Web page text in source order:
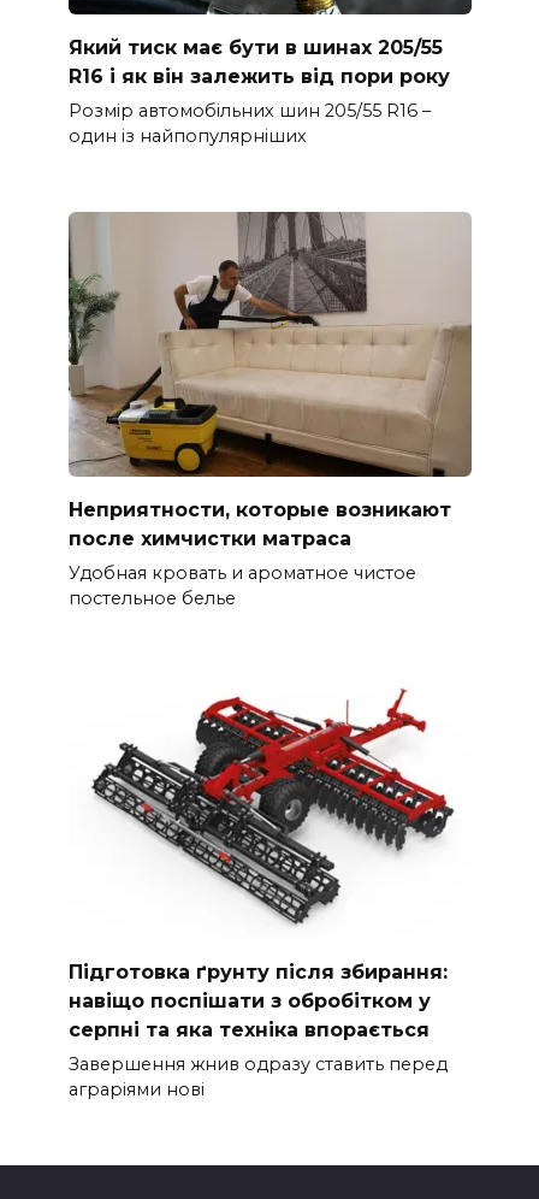
Який тиск має бути в шинах 205/55
R16 і як він залежить від пори року
Розмір автомобільних шин 205/55 R16 –
один із найпопулярніших
Неприятности, которые возникают
после химчистки матраса
Удобная кровать и ароматное чистое
постельное белье
Підготовка ґрунту після збирання:
навіщо поспішати з обробітком у
серпні та яка техніка впорається
Завершення жнив одразу ставить перед
аграріями нові